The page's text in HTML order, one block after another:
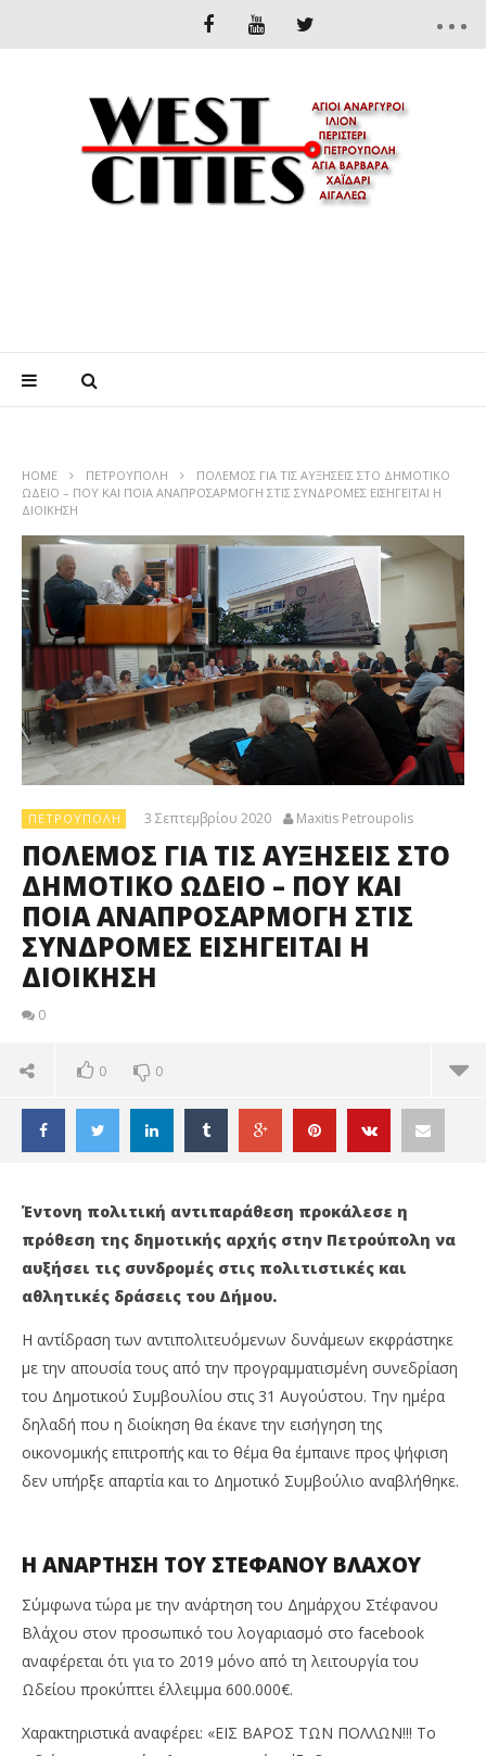
HOME ΠΕΤΡΟΎΠΟΛΗ
ΠΟΛΕΜΟΣ ΓΙΑ ΤΙΣ ΑΥΞΗΣΕΙΣ ΣΤΟ ΔΗΜΟΤΙΚΟ
ΩΔΕΙΟ – ΠΟΥ ΚΑΙ ΠΟΙΑ ΑΝΑΠΡΟΣΑΡΜΟΓΗ ΣΤΙΣ ΣΥΝΔΡΟΜΕΣ ΕΙΣΗΓΕΙΤΑΙ Η
ΔΙΟΙΚΗΣΗ
ΠΕΤΡΟΎΠΟΛΗ 3 Σεπτεμβρίου 2020 Maxitis Petroupolis
ΠΟΛΕΜΟΣ ΓΙΑ ΤΙΣ ΑΥΞΗΣΕΙΣ ΣΤΟ
ΔΗΜΟΤΙΚΟ ΩΔΕΙΟ – ΠΟΥ ΚΑΙ
ΠΟΙΑ ΑΝΑΠΡΟΣΑΡΜΟΓΗ ΣΤΙΣ
ΣΥΝΔΡΟΜΕΣ ΕΙΣΗΓΕΙΤΑΙ Η
ΔΙΟΙΚΗΣΗ
0
0 0
ΔΙΑΒΑΖΕΤΕ ΤΩΡΑ
3
2020
Petroupolis
Έντονη πολιτική αντιπαράθεση προκάλεσε η
πρόθεση της δημοτικής αρχής στην Πετρούπολη να
αυξήσει τις συνδρομές στις πολιτιστικές και
αθλητικές δράσεις του Δήμου.
Η αντίδραση των αντιπολιτευόμενων δυνάμεων εκφράστηκε
με την απουσία τους από την προγραμματισμένη συνεδρίαση
του Δημοτικού Συμβουλίου στις 31 Αυγούστου. Την ημέρα
δηλαδή που η διοίκηση θα έκανε την εισήγηση της
οικονομικής επιτροπής και το θέμα θα έμπαινε προς ψήφιση
δεν υπήρξε απαρτία και το Δημοτικό Συμβούλιο αναβλήθηκε.
Η ΑΝΑΡΤΗΣΗ ΤΟΥ ΣΤΕΦΑΝΟΥ ΒΛΑΧΟΥ
Σύμφωνα τώρα με την ανάρτηση του Δημάρχου Στέφανου
Βλάχου στον προσωπικό του λογαριασμό στο facebook
αναφέρεται ότι για το 2019 μόνο από τη λειτουργία του
Ωδείου προκύπτει έλλειμμα 600.000€.
Χαρακτηριστικά αναφέρει: «ΕΙΣ ΒΑΡΟΣ ΤΩΝ ΠΟΛΛΩΝ!!! Το